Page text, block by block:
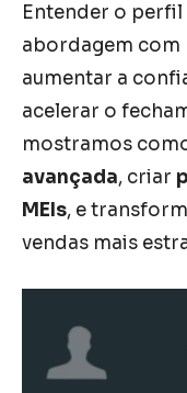
Entender o perfil
abordagem com
aumentar a
acelerar o
mostramos
avançada, criar
MEIs, e
vendas mais